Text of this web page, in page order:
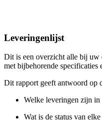
Leveringenlijst
Dit is een overzicht alle bij uw
met bijbehorende specificaties
Dit rapport geeft antwoord op
Welke leveringen zijn in
Wat is de status van